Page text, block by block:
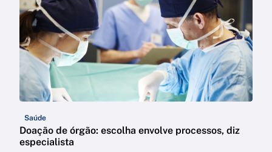
Saúde
Doação de órgão: escolha envolve processos, diz
especialista